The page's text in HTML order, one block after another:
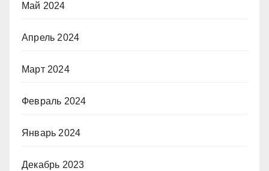
Май 2024
Апрель 2024
Март 2024
Февраль 2024
Январь 2024
Декабрь 2023